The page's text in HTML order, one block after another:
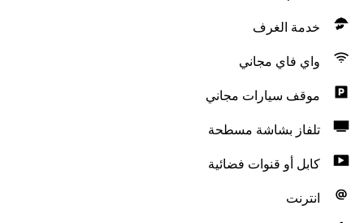
خدمة الغرف
واي فاي مجاني
موقف سيارات مجاني
تلفاز بشاشة مسطحة
كابل أو قنوات فضائية
انترنت